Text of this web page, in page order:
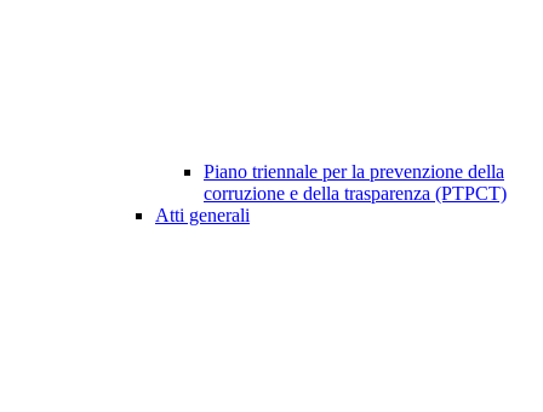
Piano triennale per la prevenzione della
corruzione e della trasparenza (PTPCT)
Atti generali